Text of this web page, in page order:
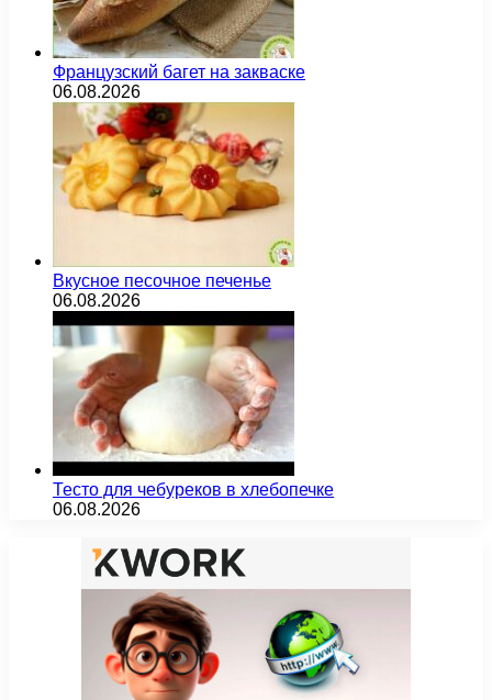
Французский багет на закваске
06.08.2026
Вкусное песочное печенье
06.08.2026
Тесто для чебуреков в хлебопечке
06.08.2026